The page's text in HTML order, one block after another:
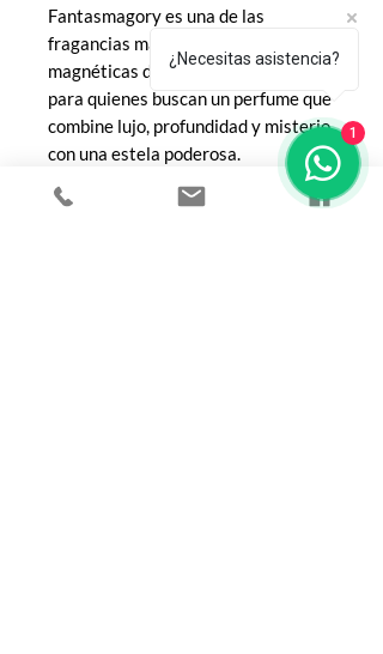
Fantasmagory es una de las
fragancias más teatrales y
magnéticas de Louis Vuitton. Ideal
para quienes buscan un perfume que
combine lujo, profundidad y misterio
con una estela poderosa.
¿Necesitas asistencia?
1